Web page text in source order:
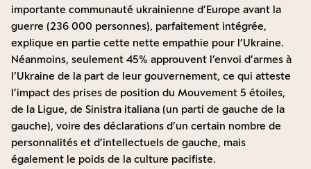
importante communauté ukrainienne d’Europe avant la
guerre (236 000 personnes), parfaitement intégrée,
explique en partie cette nette empathie pour l’Ukraine.
Néanmoins, seulement 45% approuvent l’envoi d’armes à
l’Ukraine de la part de leur gouvernement, ce qui atteste
l’impact des prises de position du Mouvement 5 étoiles,
de la Ligue, de Sinistra italiana (un parti de gauche de la
gauche), voire des déclarations d’un certain nombre de
personnalités et d’intellectuels de gauche, mais
également le poids de la culture pacifiste.